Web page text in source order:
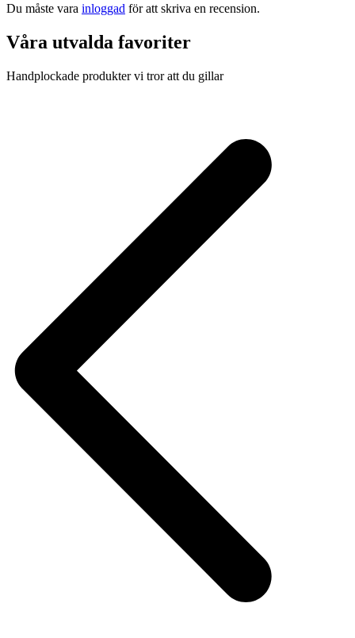
Du måste vara inloggad för att skriva en recension.
Våra utvalda favoriter
Handplockade produkter vi tror att du gillar